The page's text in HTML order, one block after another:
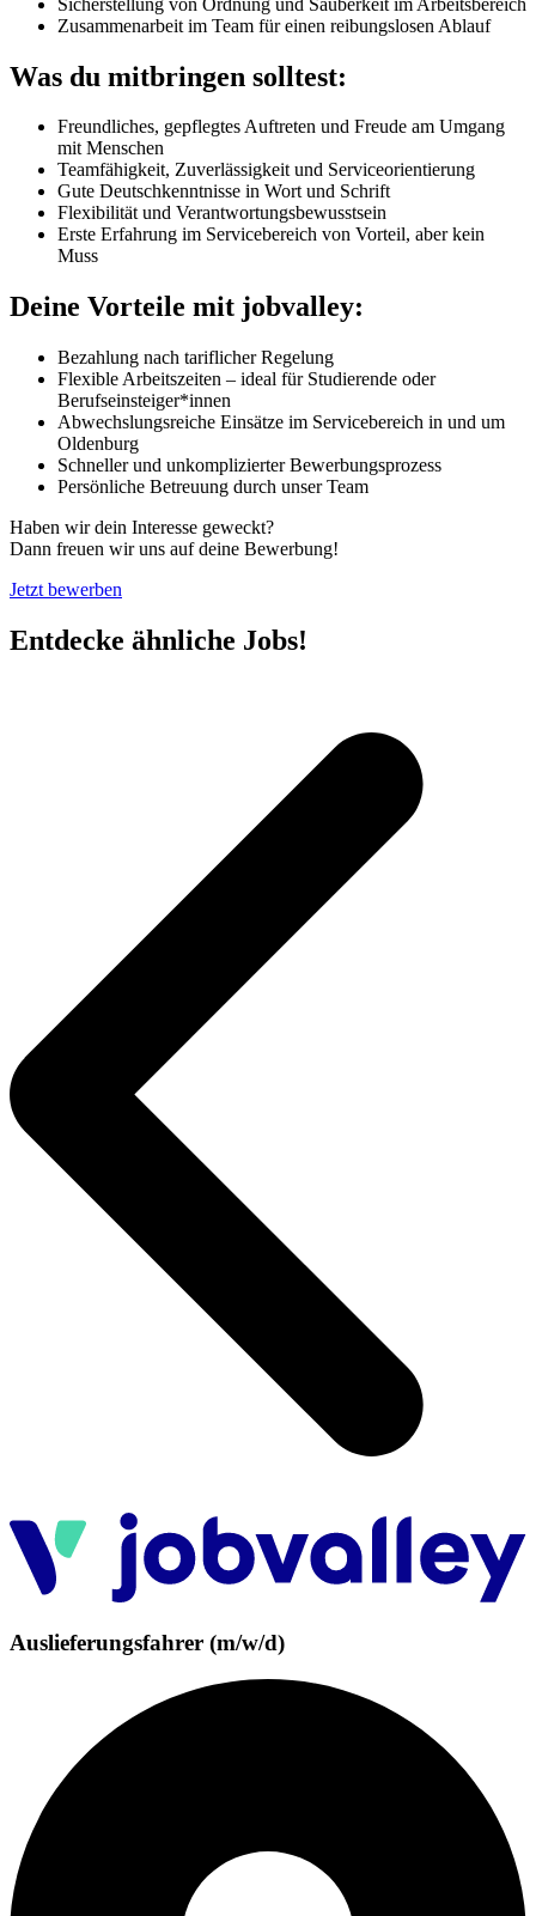
Zusammenarbeit im Team für einen reibungslosen Ablauf
Was du mitbringen solltest:
Freundliches, gepflegtes Auftreten und Freude am Umgang
mit Menschen
Teamfähigkeit, Zuverlässigkeit und Serviceorientierung
Gute Deutschkenntnisse in Wort und Schrift
Flexibilität und Verantwortungsbewusstsein
Erste Erfahrung im Servicebereich von Vorteil, aber kein
Muss
Deine Vorteile mit jobvalley:
Bezahlung nach tariflicher Regelung
Flexible Arbeitszeiten – ideal für Studierende oder
Berufseinsteiger*innen
Abwechslungsreiche Einsätze im Servicebereich in und um
Oldenburg
Schneller und unkomplizierter Bewerbungsprozess
Persönliche Betreuung durch unser Team
Haben wir dein Interesse geweckt?
Dann freuen wir uns auf deine Bewerbung!
Jetzt bewerben
Entdecke ähnliche Jobs!
Auslieferungsfahrer (m/w/d)